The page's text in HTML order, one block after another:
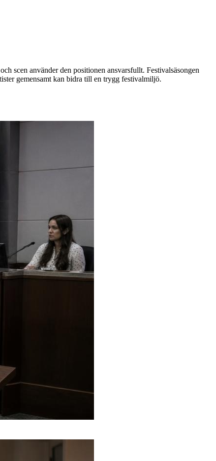
scen använder den positionen ansvarsfullt. Festivalsäsongen
gemensamt kan bidra till en trygg festivalmiljö.